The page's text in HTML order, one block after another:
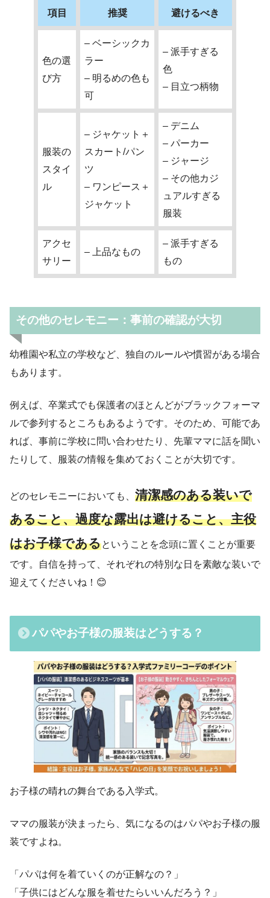
項目 推奨 避けるべき
色の選
び方
– ベーシックカ
ラー
– 明るめの色も
可
– 派手すぎる
色
– 目立つ柄物
服装の
スタイ
ル
– ジャケット＋
スカート/パン
ツ
– ワンピース＋
ジャケット
– デニム
– パーカー
– ジャージ
– その他カジ
ュアルすぎる
服装
アクセ
サリー
– 上品なもの
– 派手すぎる
もの
その他のセレモニー：事前の確認が大切
幼稚園や私立の学校など、独自のルールや慣習がある場合
もあります。
例えば、卒業式でも保護者のほとんどがブラックフォーマ
ルで参列するところもあるようです。そのため、可能であ
れば、事前に学校に問い合わせたり、先輩ママに話を聞い
たりして、服装の情報を集めておくことが大切です。
どのセレモニーにおいても、 清潔感のある装いで
あること、過度な露出は避けること、主役
はお子様であるということを念頭に置くことが重要
です。自信を持って、それぞれの特別な日を素敵な装いで
迎えてくださいね！😊
パパやお子様の服装はどうする？
お子様の晴れの舞台である入学式。
ママの服装が決まったら、気になるのはパパやお子様の服
装ですよね。
「パパは何を着ていくのが正解なの？」
「子供にはどんな服を着せたらいいんだろう？」